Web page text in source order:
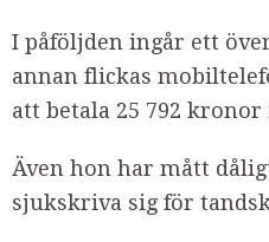
I påföljden ingår ett
annan flickas
att betala 25 792 kronor
Även hon har mått
sjukskriva sig för